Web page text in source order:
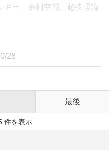
ギー、余剰空間、超弦理論
28
最後
件を表示